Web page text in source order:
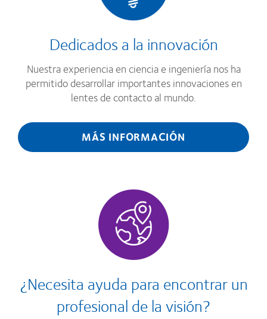
Dedicados a la innovación
Nuestra experiencia en ciencia e ingeniería nos ha
permitido desarrollar importantes innovaciones en
lentes de contacto al mundo.
MÁS INFORMACIÓN
¿Necesita ayuda para encontrar un
profesional de la visión?